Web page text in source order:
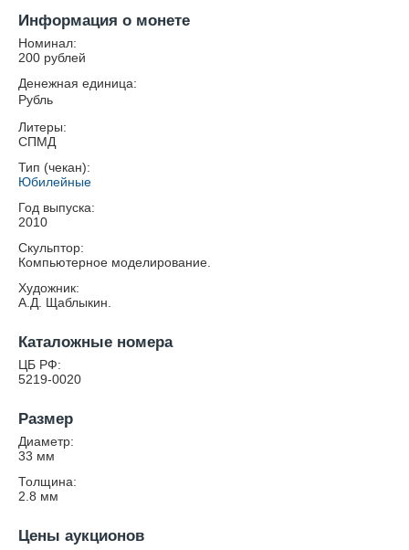
Информация о монете
Номинал:
200 рублей
Денежная единица:
Рубль
Литеры:
СПМД
Тип (чекан):
Юбилейные
Год выпуска:
2010
Скульптор:
Компьютерное моделирование.
Художник:
А.Д. Щаблыкин.
Каталожные номера
ЦБ РФ:
5219-0020
Размер
Диаметр:
33 мм
Толщина:
2.8 мм
Цены аукционов